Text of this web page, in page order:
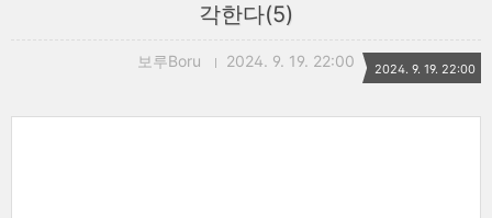
각한다(5)
보루Boru 2024. 9. 19. 22:00 2024. 9. 19. 22:00